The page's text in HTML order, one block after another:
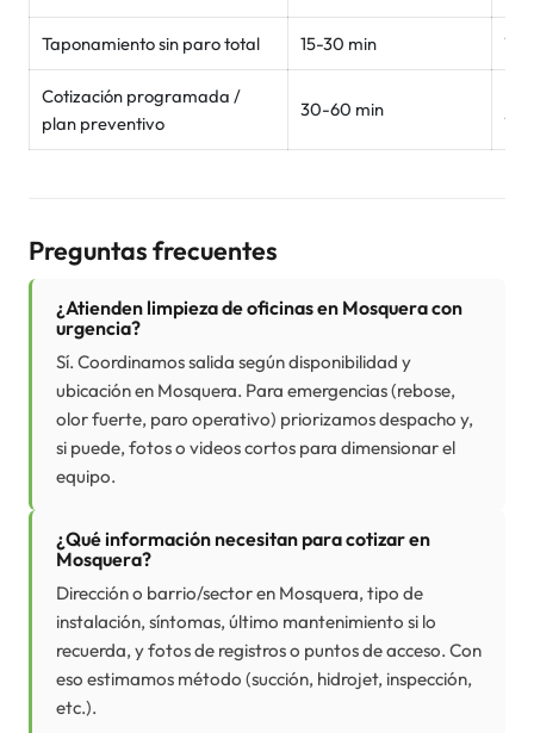
Taponamiento sin paro total 15-30 min
Cotización programada /
plan preventivo
30-60 min
Preguntas frecuentes
¿Atienden limpieza de oficinas en Mosquera con
urgencia?
Sí. Coordinamos salida según disponibilidad y
ubicación en Mosquera. Para emergencias (rebose,
olor fuerte, paro operativo) priorizamos despacho y,
si puede, fotos o videos cortos para dimensionar el
equipo.
¿Qué información necesitan para cotizar en
Mosquera?
Dirección o barrio/sector en Mosquera, tipo de
instalación, síntomas, último mantenimiento si lo
recuerda, y fotos de registros o puntos de acceso. Con
eso estimamos método (succión, hidrojet, inspección,
etc.).